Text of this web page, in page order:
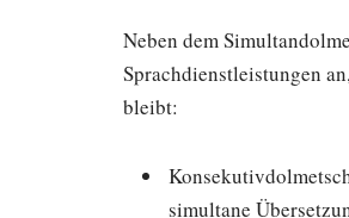
Neben dem
Sprachdienstleistungen
bleibt:
simultane